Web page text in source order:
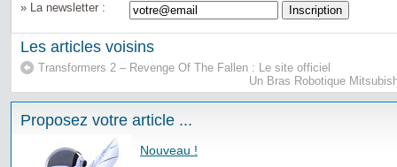
» La newsletter :
Les articles voisins
Transformers 2 – Revenge Of The Fallen : Le site officiel
Un Bras Robotique
Proposez votre article ...
Nouveau !